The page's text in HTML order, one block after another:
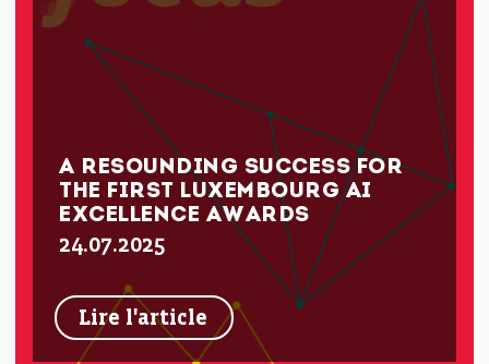
A RESOUNDING SUCCESS FOR
THE FIRST LUXEMBOURG AI
EXCELLENCE AWARDS
Lire l'article
24.07.2025